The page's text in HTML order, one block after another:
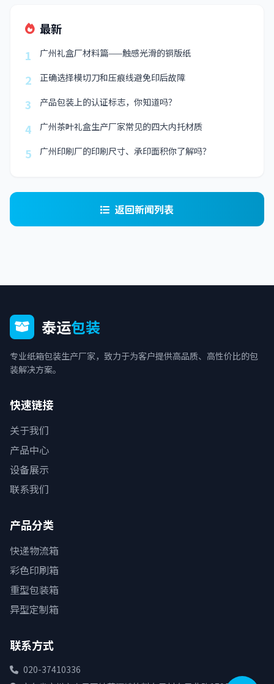
最新
1
广州礼盒厂材料篇——触感光滑的铜版纸
2 正确选择模切刀和压痕线避免印后故障
3 产品包装上的认证标志，你知道吗？
4 广州茶叶礼盒生产厂家常见的四大内托材质
5 广州印刷厂的印刷尺寸、承印面积你了解吗？
返回新闻列表
泰运包装
专业纸箱包装生产厂家，致力于为客户提供高品质、高性价比的包
装解决方案。
快速链接
关于我们
产品中心
设备展示
联系我们
产品分类
快递物流箱
彩色印刷箱
重型包装箱
异型定制箱
联系方式
020-37410336